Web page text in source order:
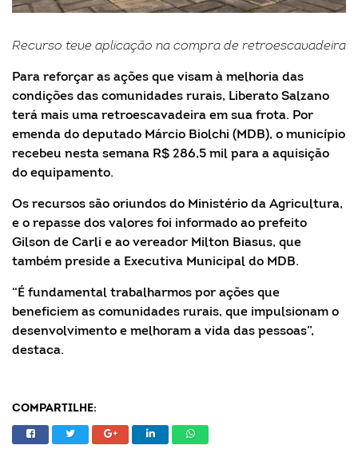
Recurso teve aplicação na compra de retroescavadeira
Para reforçar as ações que visam à melhoria das
condições das comunidades rurais, Liberato Salzano
terá mais uma retroescavadeira em sua frota. Por
emenda do deputado Márcio Biolchi (MDB), o município
recebeu nesta semana R$ 286,5 mil para a aquisição
do equipamento.
Os recursos são oriundos do Ministério da Agricultura,
e o repasse dos valores foi informado ao prefeito
Gilson de Carli e ao vereador Milton Biasus, que
também preside a Executiva Municipal do MDB.
“É fundamental trabalharmos por ações que
beneficiem as comunidades rurais, que impulsionam o
desenvolvimento e melhoram a vida das pessoas”,
destaca.
COMPARTILHE: